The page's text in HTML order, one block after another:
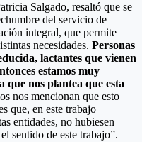
Salgado, resaltó que se
del servicio de
integral, que permite
necesidades. Personas
lactantes que vienen
estamos muy
que nos plantea que esta
nos mencionan que esto
que, en este trabajo
entidades, no hubiesen
sentido de este trabajo”.